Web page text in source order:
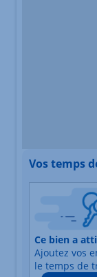
Vos temps
Nature du
Adresse
Durée du
Ce bien a
Ajoutez vos
le temps de